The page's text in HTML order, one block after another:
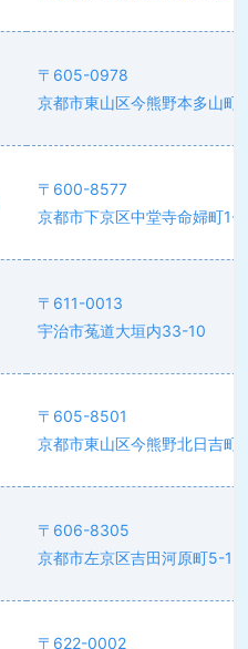
〒605-0978
京都市東山区今熊野本多山町
〒600-8577
京都市下京区中堂寺命婦町1-
〒611-0013
宇治市菟道大垣内33-10
〒605-8501
京都市東山区今熊野北日吉町
〒606-8305
京都市左京区吉田河原町5-1
〒622-0002